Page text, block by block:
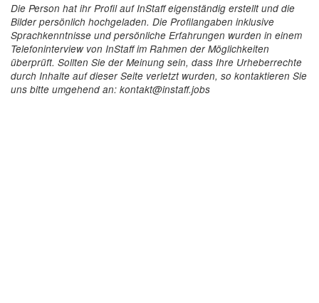
Die Person hat ihr Profil auf InStaff eigenständig erstellt und die
Bilder persönlich hochgeladen. Die Profilangaben inklusive
Sprachkenntnisse und persönliche Erfahrungen wurden in einem
Telefoninterview von InStaff im Rahmen der Möglichkeiten
überprüft. Sollten Sie der Meinung sein, dass Ihre Urheberrechte
durch Inhalte auf dieser Seite verletzt wurden, so kontaktieren Sie
uns bitte umgehend an: kontakt@instaff.jobs